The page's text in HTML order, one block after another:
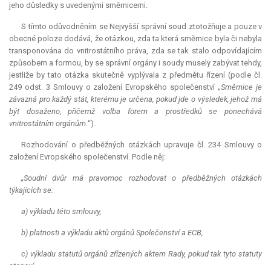
jeho důsledky s uvedenými směrnicemi.
S tímto odůvodněním se Nejvyšší správní soud ztotožňuje a pouze v
obecné poloze dodává, že otázkou, zda ta která směrnice byla či nebyla
transponována do vnitrostátního práva, zda se tak stalo odpovídajícím
způsobem a formou, by se správní orgány i soudy musely zabývat tehdy,
jestliže by tato otázka skutečně vyplývala z předmětu řízení (podle čl.
249 odst. 3 Smlouvy o založení Evropského společenství „Směrnice je
závazná pro každý stát, kterému je určena, pokud jde o výsledek, jehož má
být dosaženo, přičemž volba forem a prostředků se ponechává
vnitrostátním orgánům.“).
Rozhodování o předběžných otázkách upravuje čl. 234 Smlouvy o
založení Evropského společenství. Podle něj:
„Soudní dvůr má pravomoc rozhodovat o předběžných otázkách
týkajících se:
a) výkladu této smlouvy,
b) platnosti a výkladu aktů orgánů Společenství a ECB,
c) výkladu statutů orgánů zřízených aktem Rady, pokud tak tyto statuty